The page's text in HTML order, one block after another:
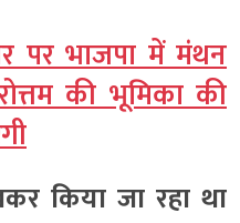
पर भाजपा में मंथन
की भूमिका की
किया जा रहा था